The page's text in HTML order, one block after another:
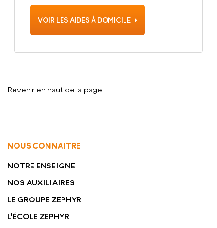
VOIR LES AIDES À DOMICILE
Revenir en haut de la page
NOUS CONNAITRE
NOTRE ENSEIGNE
NOS AUXILIAIRES
LE GROUPE ZEPHYR
L'ÉCOLE ZEPHYR